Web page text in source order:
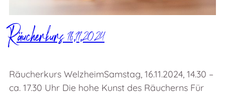
Räucherkurs 16.11.2024
Räucherkurs WelzheimSamstag, 16.11.2024, 14.30 –
ca. 17.30 Uhr Die hohe Kunst des Räucherns Für